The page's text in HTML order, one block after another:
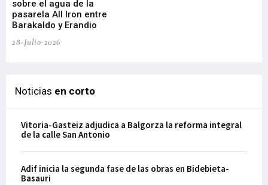
sobre el agua de la
pasarela All Iron entre
Barakaldo y Erandio
28-Julio-2026
Noticias en corto
Vitoria-Gasteiz adjudica a Balgorza la reforma integral
de la calle San Antonio
Adif inicia la segunda fase de las obras en Bidebieta-
Basauri